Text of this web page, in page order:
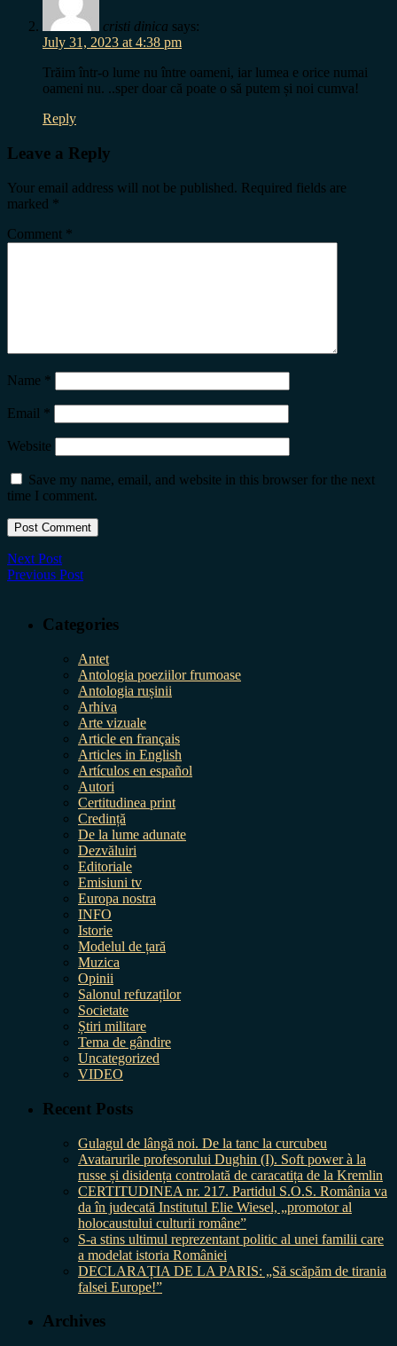
cristi dinica says:
July 31, 2023 at 4:38 pm
Trăim într-o lume nu între oameni, iar lumea e orice numai
oameni nu. ..sper doar că poate o să putem și noi cumva!
Reply
Leave a Reply
Your email address will not be published. Required fields are
marked *
Comment *
Name *
Email *
Website
Save my name, email, and website in this browser for the next
time I comment.
Next Post
Previous Post
Categories
Antet
Antologia poeziilor frumoase
Antologia rușinii
Arhiva
Arte vizuale
Article en français
Articles in English
Artículos en español
Autori
Certitudinea print
Credință
De la lume adunate
Dezvăluiri
Editoriale
Emisiuni tv
Europa nostra
INFO
Istorie
Modelul de țară
Muzica
Opinii
Salonul refuzaților
Societate
Știri militare
Tema de gândire
Uncategorized
VIDEO
Recent Posts
Gulagul de lângă noi. De la tanc la curcubeu
Avatarurile profesorului Dughin (I). Soft power à la
russe și disidența controlată de caracatița de la Kremlin
CERTITUDINEA nr. 217. Partidul S.O.S. România va
da în judecată Institutul Elie Wiesel, „promotor al
holocaustului culturii române”
S-a stins ultimul reprezentant politic al unei familii care
a modelat istoria României
DECLARAȚIA DE LA PARIS: „Să scăpăm de tirania
falsei Europe!”
Archives